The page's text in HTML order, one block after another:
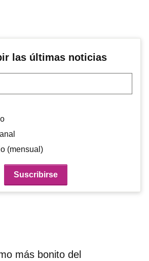
las últimas noticias
(mensual)
más bonito del